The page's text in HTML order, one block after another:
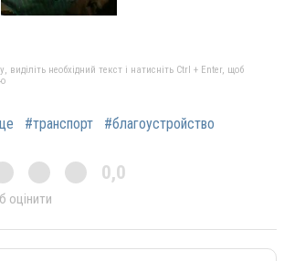
необхідний текст і натисніть Ctrl + Enter, щоб
#транспорт #благоустройство
0,0
оцінити